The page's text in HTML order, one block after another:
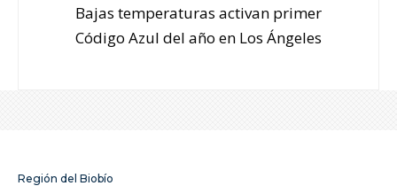
Bajas temperaturas activan primer
Código Azul del año en Los Ángeles
Región del Biobío